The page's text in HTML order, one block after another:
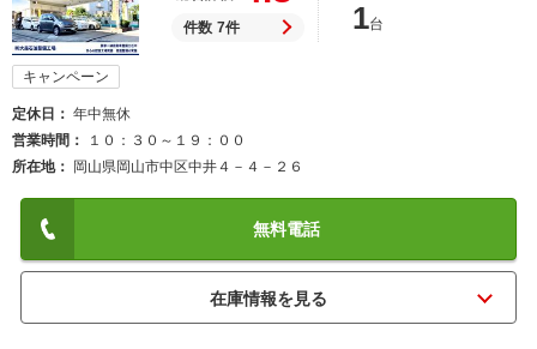
件数 7件 1台
キャンペーン
定休日
年中無休
営業時間
１０：３０～１９：００
所在地
岡山県岡山市中区中井４－４－２６
無料電話